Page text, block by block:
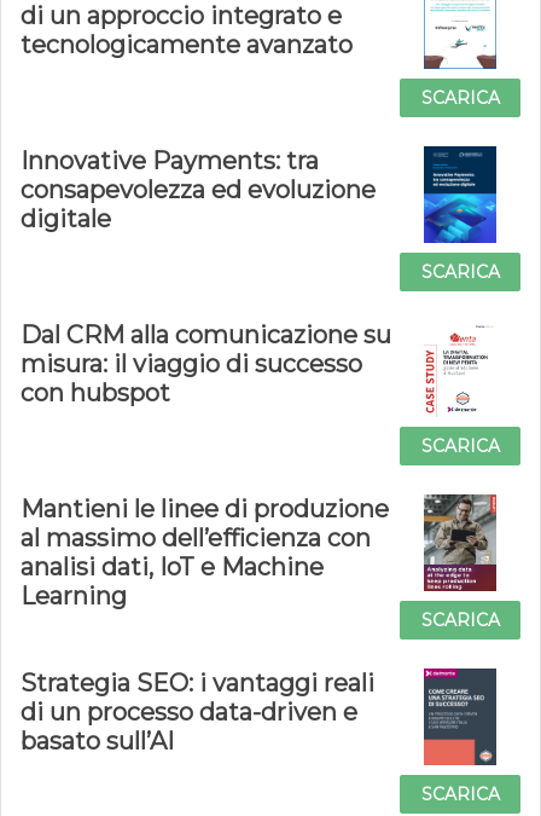
di un approccio integrato e
tecnologicamente avanzato
SCARICA
Innovative Payments: tra
consapevolezza ed evoluzione
digitale
SCARICA
Dal CRM alla comunicazione su
misura: il viaggio di successo
con hubspot
SCARICA
Mantieni le linee di produzione
al massimo dell’efficienza con
analisi dati, IoT e Machine
Learning
SCARICA
Strategia SEO: i vantaggi reali
di un processo data-driven e
basato sull’AI
SCARICA